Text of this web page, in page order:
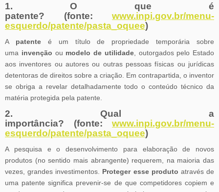
1. O que é
patente? (fonte: www.inpi.gov.br/menu-
esquerdo/patente/pasta_oquee)
A patenteé um título de propriedade temporária sobre
uma invenção ou modelo de utilidade, outorgados pelo Estado
aos inventores ou autores ou outras pessoas físicas ou jurídicas
detentoras de direitos sobre a criação. Em contrapartida, o inventor
se obriga a revelar detalhadamente todo o conteúdo técnico da
matéria protegida pela patente.
2. Qual a
importância? (fonte: www.inpi.gov.br/menu-
esquerdo/patente/pasta_oquee)
A pesquisa e o desenvolvimento para elaboração de novos
produtos (no sentido mais abrangente) requerem, na maioria das
vezes, grandes investimentos. Proteger esse produto através de
uma patente significa prevenir-se de que competidores copiem e